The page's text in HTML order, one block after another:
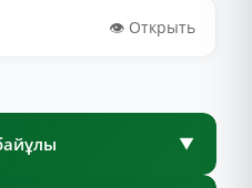
👁️ Открыть
▼